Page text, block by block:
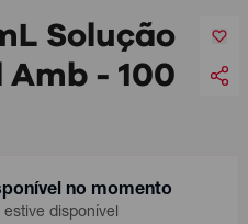
Solução
Amb - 100
no momento
disponível